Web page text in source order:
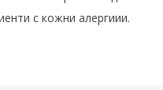
с кожни алергиии.